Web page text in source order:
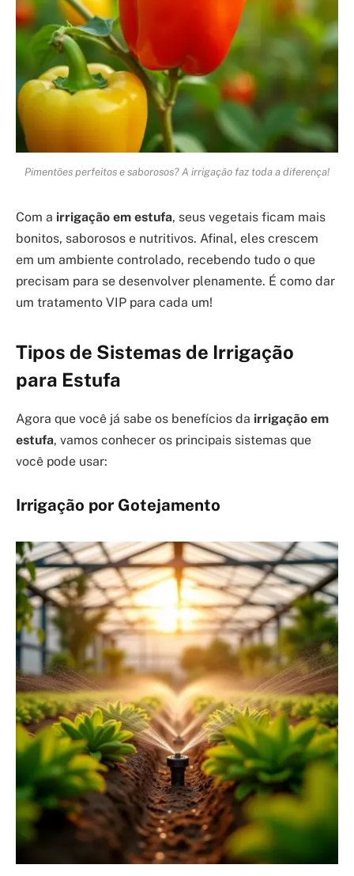
Pimentões perfeitos e saborosos? A irrigação faz toda a diferença!
Com a irrigação em estufa, seus vegetais ficam mais
bonitos, saborosos e nutritivos. Afinal, eles crescem
em um ambiente controlado, recebendo tudo o que
precisam para se desenvolver plenamente. É como dar
um tratamento VIP para cada um!
Tipos de Sistemas de Irrigação
para Estufa
Agora que você já sabe os benefícios da irrigação em
estufa, vamos conhecer os principais sistemas que
você pode usar:
Irrigação por Gotejamento